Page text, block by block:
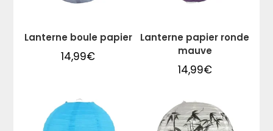
Lanterne boule papier
14,99€
Lanterne papier ronde
mauve
14,99€